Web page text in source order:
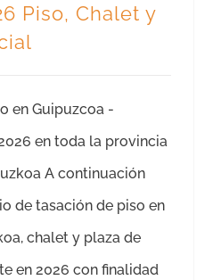
Piso, Chalet y
en Guipuzcoa -
en toda la provincia
A continuación
de tasación de piso en
chalet y plaza de
en 2026 con finalidad